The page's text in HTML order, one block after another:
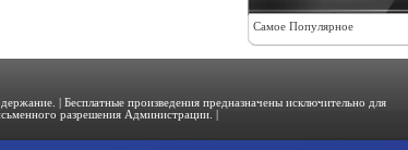
Самое Популярное
| Бесплатные произведения предназначены исключительно для
разрешения Администрации. |